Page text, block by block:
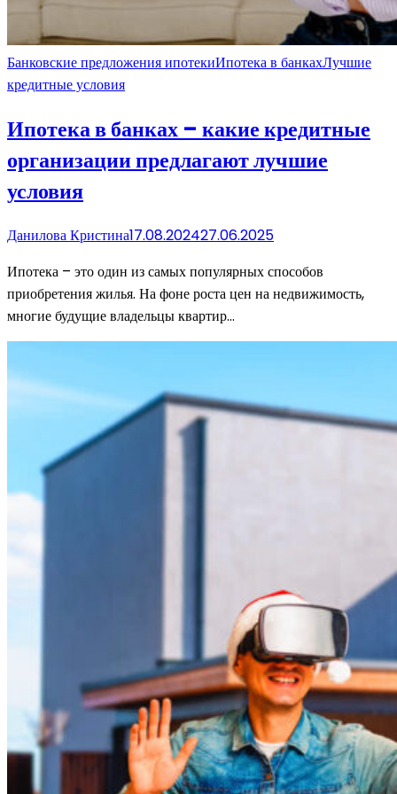
Банковские предложения ипотекиИпотека в банкахЛучшие
кредитные условия
Ипотека в банках – какие кредитные
организации предлагают лучшие
условия
Данилова Кристина17.08.202427.06.2025
Ипотека – это один из самых популярных способов
приобретения жилья. На фоне роста цен на недвижимость,
многие будущие владельцы квартир…